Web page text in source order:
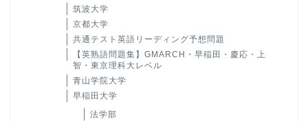
筑波大学
京都大学
共通テスト英語リーディング予想問題
【英熟語問題集】GMARCH・早稲田・慶応・上
智・東京理科大レベル
青山学院大学
早稲田大学
法学部